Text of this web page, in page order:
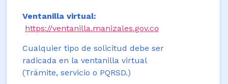
Ventanilla virtual:
https://ventanilla.manizales.gov.co
Cualquier tipo de solicitud debe ser
radicada en la ventanilla virtual
(Trámite, servicio o PQRSD.)